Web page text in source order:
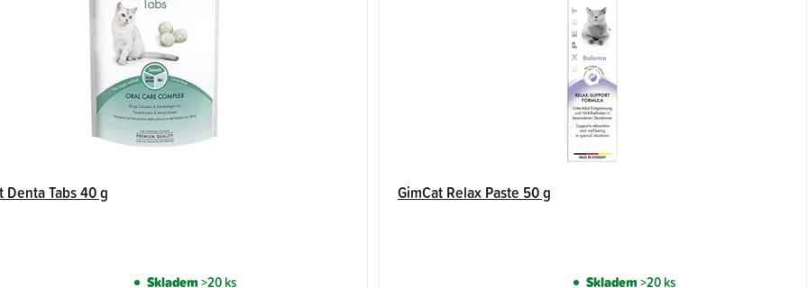
Denta Tabs 40 g
Skladem>20 ks
GimCat Relax Paste 50 g
Skladem>20 ks